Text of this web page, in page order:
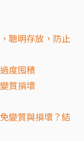
聰明存放，防止
度囤積
質損壞
變質與損壞？結